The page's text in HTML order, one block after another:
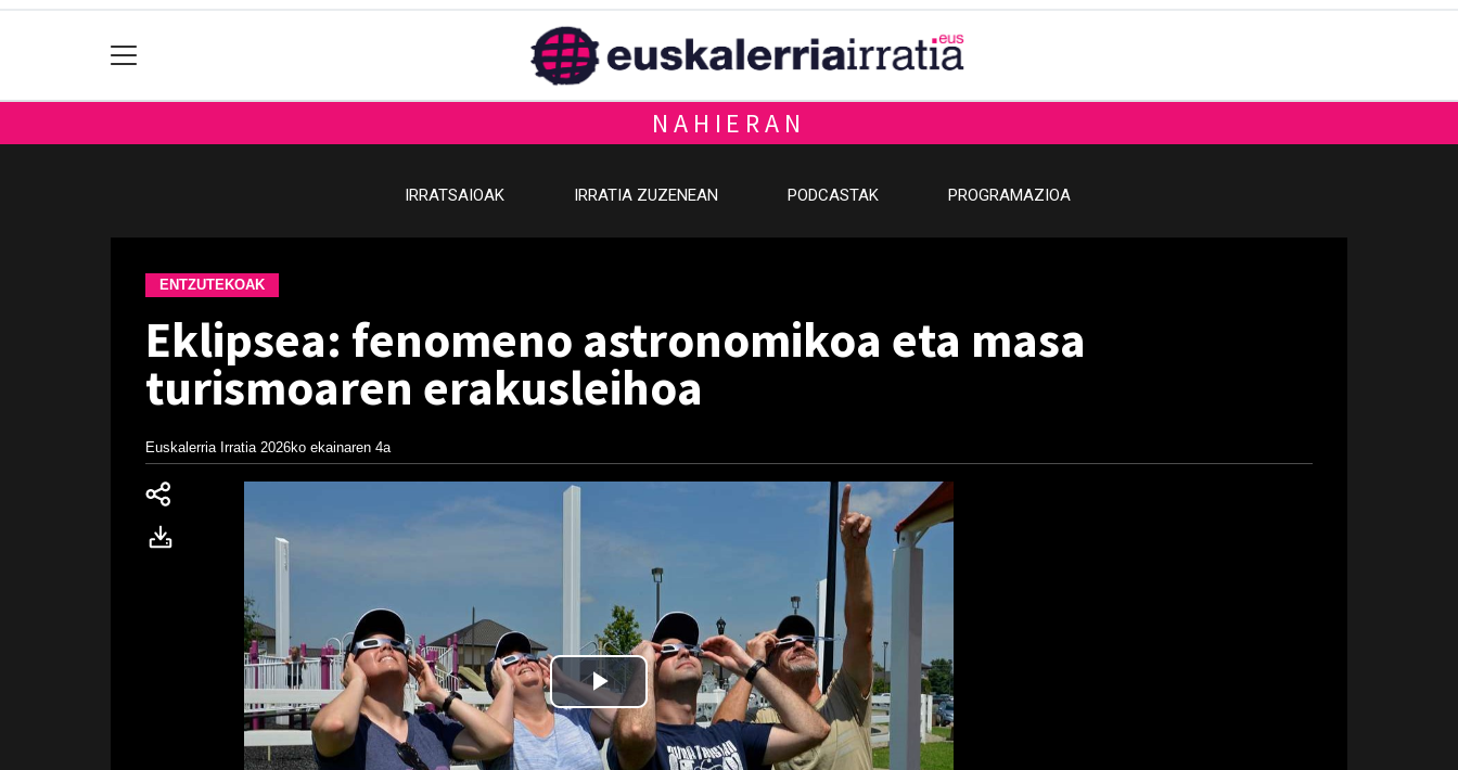
NAHIERAN
IRRATSAIOAK IRRATIA ZUZENEAN PODCASTAK PROGRAMAZIOA
ENTZUTEKOAK
Eklipsea: fenomeno astronomikoa eta masa
turismoaren erakusleihoa
Euskalerria Irratia 2026ko ekainaren 4a